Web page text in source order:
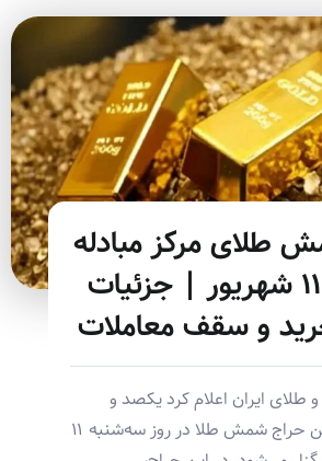
طلای مرکز مبادله
ایران در ۱۱ شهریور | جزئیات
و سقف معاملات
و طلای ایران اعلام کرد یکصد و
بیست و سومین حراج شمش طلا در روز سه‌شنبه ۱۱